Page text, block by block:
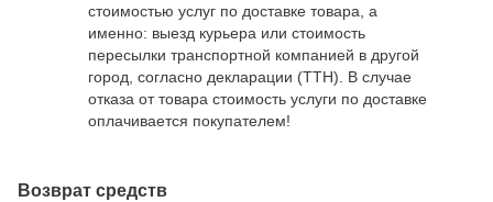
стоимостью услуг по доставке товара, а
именно: выезд курьера или стоимость
пересылки транспортной компанией в другой
город, согласно декларации (ТТН). В случае
отказа от товара стоимость услуги по доставке
оплачивается покупателем!
Возврат средств